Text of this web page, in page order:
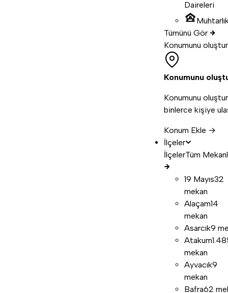
Daireleri
Tümünü Gör
Konumunu oluştur
Konumunu
Konumunu
binlerce kişiye
Konum Ekle →
İlçeler
İlçelerTüm
19 Mayıs32
mekan
Alaçam14
mekan
Asarcık9
Atakum
mekan
Ayvacık9
mekan
Bafra62